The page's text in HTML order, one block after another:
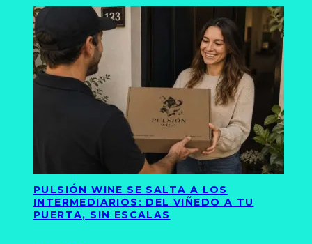
PULSIÓN WINE SE SALTA A LOS
INTERMEDIARIOS: DEL VIÑEDO A TU
PUERTA, SIN ESCALAS